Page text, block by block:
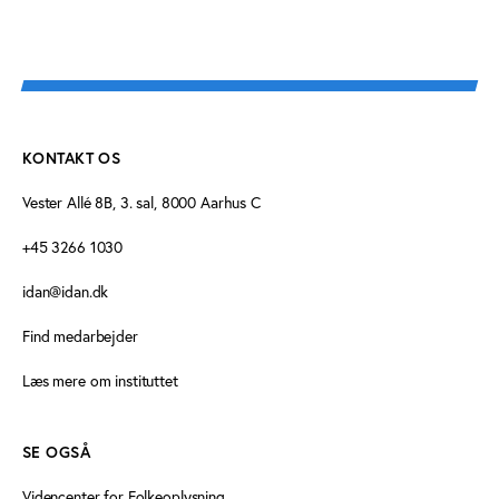
KONTAKT OS
Vester Allé 8B, 3. sal, 8000 Aarhus C
+45 3266 1030
idan@idan.dk
Find medarbejder
Læs mere om instituttet
SE OGSÅ